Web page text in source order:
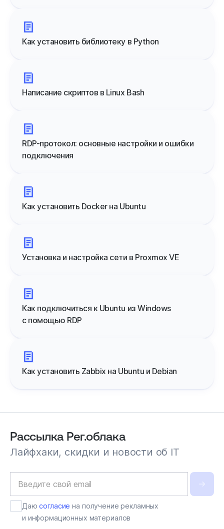
Как установить библиотеку в Python
Написание скриптов в Linux Bash
RDP-протокол: основные настройки и ошибки
подключения
Как установить Docker на Ubuntu
Установка и настройка сети в Proxmox VE
Как подключиться к Ubuntu из Windows
с помощью RDP
Как установить Zabbix на Ubuntu и Debian
Рассылка Рег.облака
Лайфхаки, скидки и новости об IT
Даюсогласие на получение рекламных
и информационных материалов